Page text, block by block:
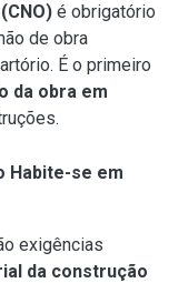
é obrigatório
de obra
É o primeiro
da obra em
Habite-se em
exigências
da construção